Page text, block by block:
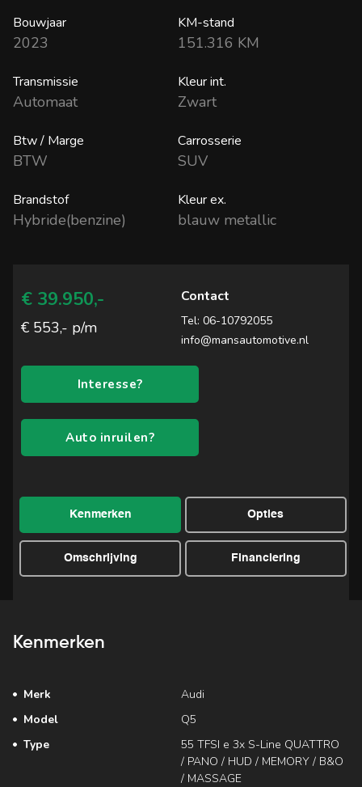
Bouwjaar
2023
KM-stand
151.316 KM
Transmissie
Automaat
Kleur int.
Zwart
Btw / Marge
BTW
Carrosserie
SUV
Brandstof
Hybride(benzine)
Kleur ex.
blauw metallic
€ 39.950,-
€ 553,- p/m
Contact
Tel: 06-10792055
info@mansautomotive.nl
Interesse?
Auto inruilen?
Kenmerken Opties
Omschrijving Financiering
Kenmerken
Merk
Audi
Model
Q5
Type
55 TFSI e 3x S-Line QUATTRO
/ PANO / HUD / MEMORY / B&O
/ MASSAGE